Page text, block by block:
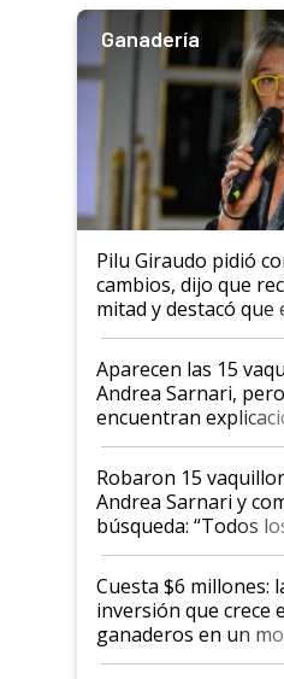
Ganadería
Pilu Giraudo pidió
cambios, dijo que
mitad y destacó que
ser "para unos
mandato muy claro
nacional"
Aparecen las 15
Andrea Sarnari,
encuentran
cómo llegaron allí
Robaron 15
Andrea Sarnari y
búsqueda: “Todos
toca a algún
Cuesta $6 millones:
inversión que crece
ganaderos en un
histórico para la